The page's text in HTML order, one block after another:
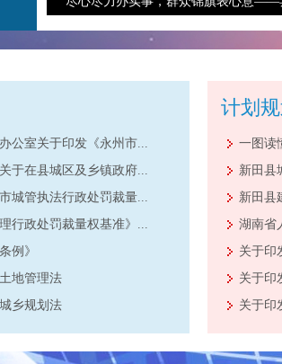
公室关于印发《永州市...
于在县城区及乡镇政府...
城管执法行政处罚裁量...
行政处罚裁量权基准》...
例》
地管理法
乡规划法
计划
一图读
新田县
新田县
湖南省
关于印
关于印
关于印